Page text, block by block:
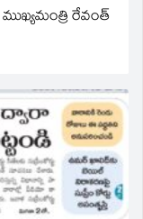
ముఖ్యమంత్రి రేవంత్